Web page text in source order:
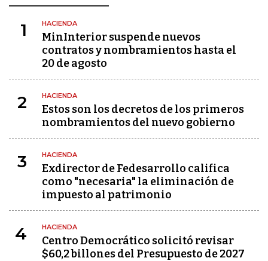
1 HACIENDA
MinInterior suspende nuevos
contratos y nombramientos hasta el
20 de agosto
2 HACIENDA
Estos son los decretos de los primeros
nombramientos del nuevo gobierno
3 HACIENDA
Exdirector de Fedesarrollo califica
como "necesaria" la eliminación de
impuesto al patrimonio
4 HACIENDA
Centro Democrático solicitó revisar
$60,2 billones del Presupuesto de 2027